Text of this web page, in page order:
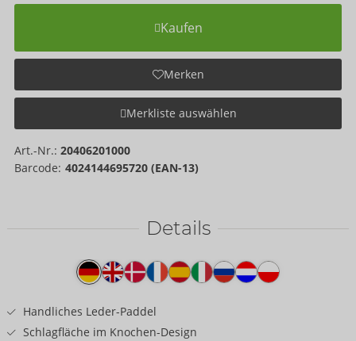
Kaufen
Merken
Merkliste auswählen
Art.-Nr.: 20406201000
Barcode: 4024144695720 (EAN-13)
Details
Produkttext
Handliches Leder-Paddel
Schlagfläche im Knochen-Design